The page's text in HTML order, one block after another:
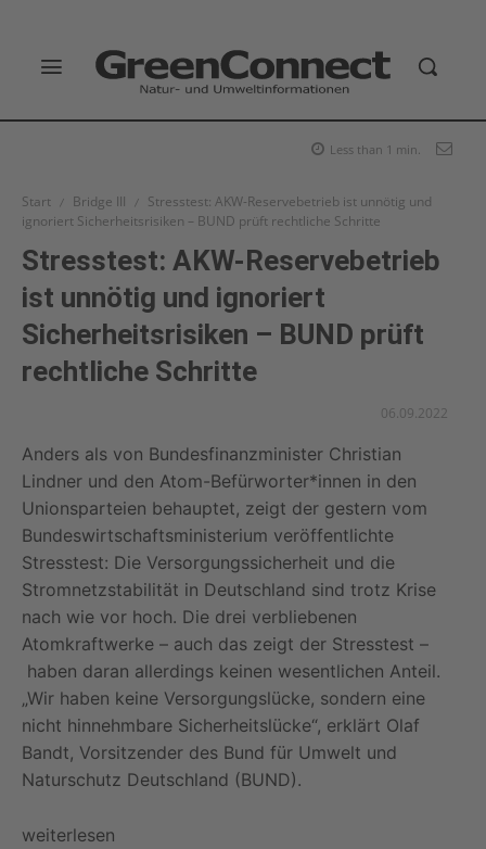
Less than 1 min.
Start Bridge III
Stresstest: AKW-Reservebetrieb ist unnötig und
ignoriert Sicherheitsrisiken – BUND prüft rechtliche Schritte
Stresstest: AKW-Reservebetrieb
ist unnötig und ignoriert
Sicherheitsrisiken – BUND prüft
rechtliche Schritte
06.09.2022
Anders als von Bundesfinanzminister Christian
Lindner und den Atom-Befürworter*innen in den
Unionsparteien behauptet, zeigt der gestern vom
Bundeswirtschaftsministerium veröffentlichte
Stresstest: Die Versorgungssicherheit und die
Stromnetzstabilität in Deutschland sind trotz Krise
nach wie vor hoch. Die drei verbliebenen
Atomkraftwerke – auch das zeigt der Stresstest –
haben daran allerdings keinen wesentlichen Anteil.
„Wir haben keine Versorgungslücke, sondern eine
nicht hinnehmbare Sicherheitslücke“, erklärt Olaf
Bandt, Vorsitzender des Bund für Umwelt und
Naturschutz Deutschland (BUND).
weiterlesen